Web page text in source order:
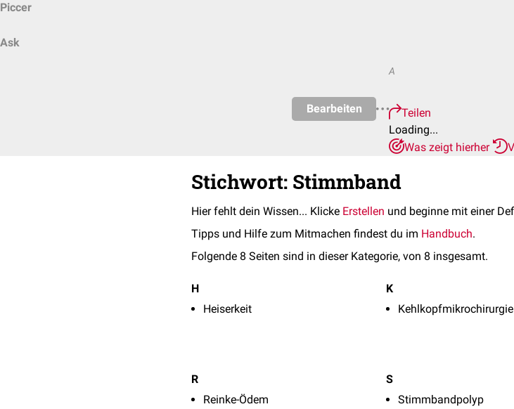
Piccer
Ask
Bearbeiten
A
Teilen
Loading...
Was zeigt hierher
Stichwort: Stimmband
Hier fehlt dein Wissen... Klicke Erstellen und beginne mit einer
Tipps und Hilfe zum Mitmachen findest du im Handbuch.
Folgende 8 Seiten sind in dieser Kategorie, von 8 insgesamt.
H
Heiserkeit
K
Kehlkopfmikrochirurgie
R
Reinke-Ödem
S
Stimmbandpolyp